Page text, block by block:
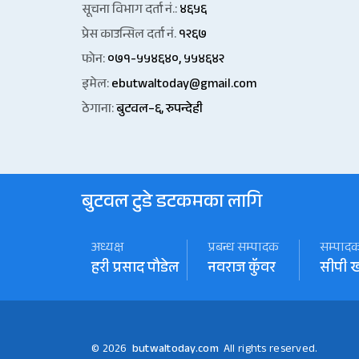
सूचना विभाग दर्ता नं.:४६५६
प्रेस काउन्सिल दर्ता नं.१२६७
फोन:०७१-५५४६४०, ५५४६४२
इमेल:ebutwaltoday@gmail.com
ठेगाना:बुटवल–६, रुपन्देही
बुटवल टुडे डटकमका लागि
अध्यक्ष
हरी प्रसाद पौडेल
प्रबन्ध सम्पादक
नवराज कॅुवर सीपी
© 2026 butwaltoday.com All rights reserved.